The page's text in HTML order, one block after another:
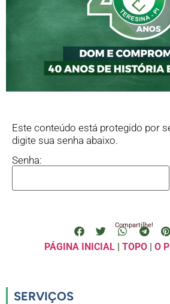
Este conteúdo está protegido por
digite sua senha abaixo.
Senha:
Compartilhe!
PÁGINA INICIAL| TOPO| O
SERVIÇOS